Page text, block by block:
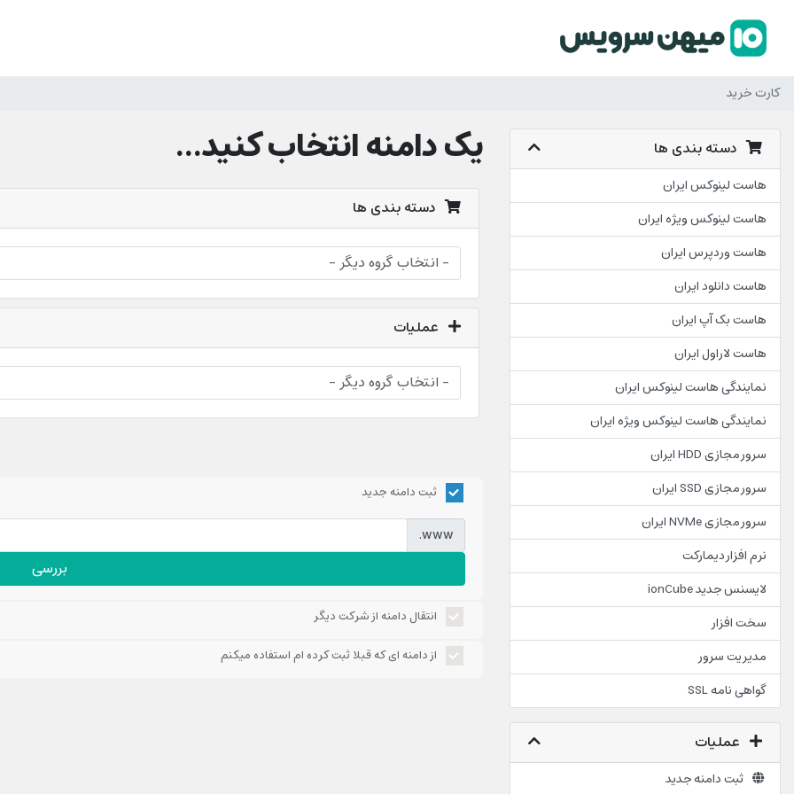
کارت خرید
دسته بندی ها
هاست لینوکس ایران
هاست لینوکس ویژه ایران
هاست وردپرس ایران
هاست دانلود ایران
هاست بک آپ ایران
هاست لاراول ایران
نمایندگی هاست لینوکس ایران
نمایندگی هاست لینوکس ویژه ایران
سرور مجازی HDD ایران
سرور مجازی SSD ایران
سرور مجازی NVMe ایران
نرم افزار دیمارکت
لایسنس جدید ionCube
سخت افزار
مدیریت سرور
گواهی نامه SSL
عملیات
ثبت دامنه جدید
یک دامنه انتخاب کنید...
دسته بندی ها
عملیات
ثبت دامنه جدید
www.
بررسی
انتقال دامنه از شرکت دیگر
از دامنه ای که قبلا ثبت کرده ام استفاده میکنم